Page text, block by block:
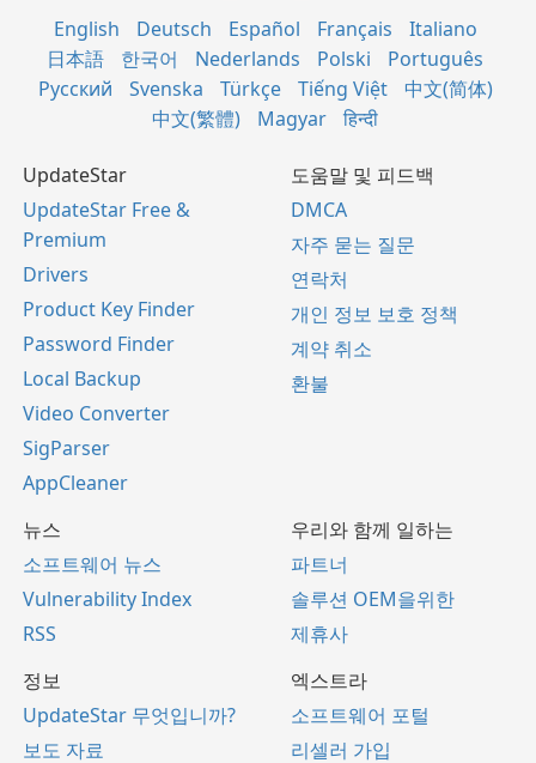
English Deutsch Español Français
Italiano
日本語
한국어 Nederlands Polski
Português
Русский
Svenska Türkçe Tiếng Việt
中文(简体)
中文(繁體)
Magyar हिन्दी
UpdateStar
UpdateStar Free &
Premium
Drivers
Product Key Finder
Password Finder
Local Backup
Video Converter
SigParser
AppCleaner
도움말 및 피드백
DMCA
자주 묻는 질문
연락처
개인 정보 보호 정책
계약 취소
환불
뉴스
소프트웨어 뉴스
Vulnerability Index
RSS
우리와 함께 일하는
파트너
솔루션 OEM을위한
제휴사
정보
UpdateStar 무엇입니까?
보도 자료
엑스트라
소프트웨어 포털
리셀러 가입